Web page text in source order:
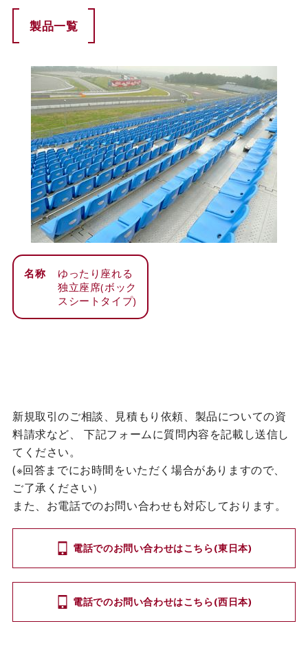
製品一覧
名称
ゆったり座れる
独立座席(ボック
スシートタイプ)
新規取引のご相談、見積もり依頼、製品についての資
料請求など、
下記フォームに質問内容を記載し送信し
てください。
(※回答までにお時間をいただく場合がありますので、
ご了承ください）
また、お電話でのお問い合わせも対応しております。
電話でのお問い合わせはこちら(東日本)
電話でのお問い合わせはこちら(西日本)